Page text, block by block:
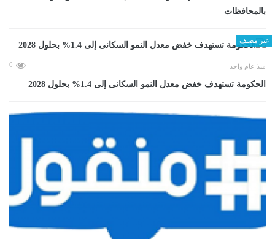
بالمحافظات
غير مصنف
منذ عام واحد 0
الحكومة تستهدف خفض معدل النمو السكانى إلى 1.4% بحلول 2028